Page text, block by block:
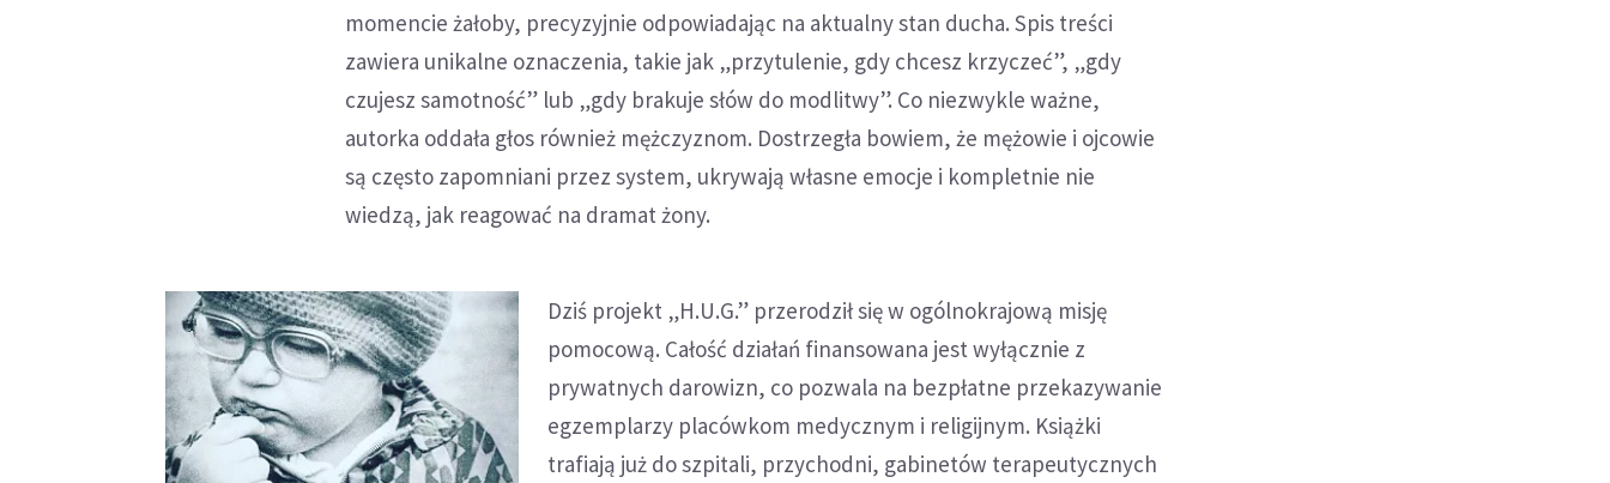
momencie żałoby, precyzyjnie odpowiadając na aktualny stan ducha. Spis treści
zawiera unikalne oznaczenia, takie jak „przytulenie, gdy chcesz krzyczeć”, „gdy
czujesz samotność” lub „gdy brakuje słów do modlitwy”. Co niezwykle ważne,
autorka oddała głos również mężczyznom. Dostrzegła bowiem, że mężowie i ojcowie
są często zapomniani przez system, ukrywają własne emocje i kompletnie nie
wiedzą, jak reagować na dramat żony.
Dziś projekt „H.U.G.” przerodził się w ogólnokrajową misję
pomocową. Całość działań finansowana jest wyłącznie z
prywatnych darowizn, co pozwala na bezpłatne przekazywanie
egzemplarzy placówkom medycznym i religijnym. Książki
trafiają już do szpitali, przychodni, gabinetów terapeutycznych